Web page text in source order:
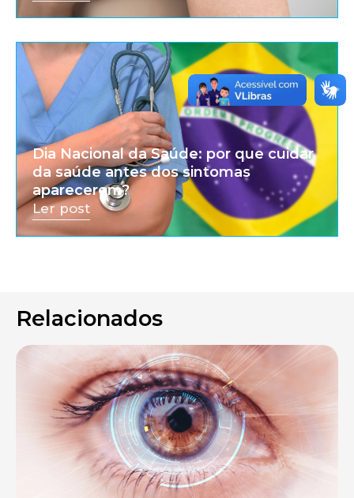
Dia Nacional da Saúde: por que cuidar
da saúde antes dos sintomas
aparecerem?
Ler post
Relacionados